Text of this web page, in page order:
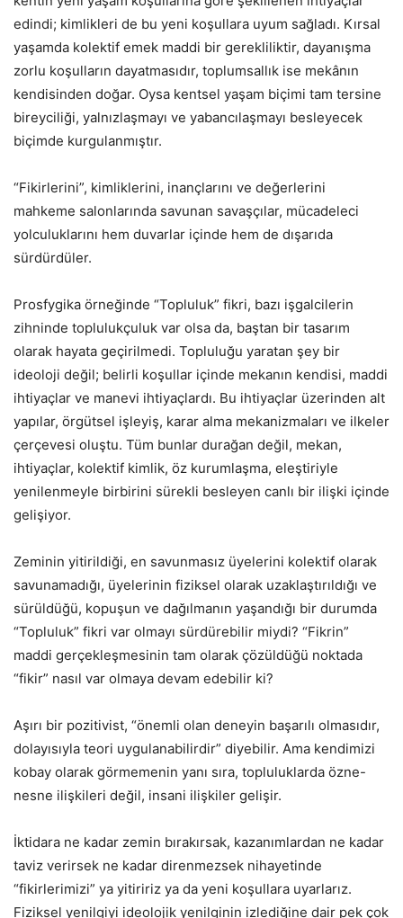
edindi; kimlikleri de bu yeni koşullara uyum sağladı. Kırsal
yaşamda kolektif emek maddi bir gerekliliktir, dayanışma
zorlu koşulların dayatmasıdır, toplumsallık ise mekânın
kendisinden doğar. Oysa kentsel yaşam biçimi tam tersine
bireyciliği, yalnızlaşmayı ve yabancılaşmayı besleyecek
biçimde kurgulanmıştır.
“Fikirlerini”, kimliklerini, inançlarını ve değerlerini
mahkeme salonlarında savunan savaşçılar, mücadeleci
yolculuklarını hem duvarlar içinde hem de dışarıda
sürdürdüler.
Prosfygika örneğinde “Topluluk” fikri, bazı işgalcilerin
zihninde toplulukçuluk var olsa da, baştan bir tasarım
olarak hayata geçirilmedi. Topluluğu yaratan şey bir
ideoloji değil; belirli koşullar içinde mekanın kendisi, maddi
ihtiyaçlar ve manevi ihtiyaçlardı. Bu ihtiyaçlar üzerinden alt
yapılar, örgütsel işleyiş, karar alma mekanizmaları ve ilkeler
çerçevesi oluştu. Tüm bunlar durağan değil, mekan,
ihtiyaçlar, kolektif kimlik, öz kurumlaşma, eleştiriyle
yenilenmeyle birbirini sürekli besleyen canlı bir ilişki içinde
gelişiyor.
Zeminin yitirildiği, en savunmasız üyelerini kolektif olarak
savunamadığı, üyelerinin fiziksel olarak uzaklaştırıldığı ve
sürüldüğü, kopuşun ve dağılmanın yaşandığı bir durumda
“Topluluk” fikri var olmayı sürdürebilir miydi? “Fikrin”
maddi gerçekleşmesinin tam olarak çözüldüğü noktada
“fikir” nasıl var olmaya devam edebilir ki?
Aşırı bir pozitivist, “önemli olan deneyin başarılı olmasıdır,
dolayısıyla teori uygulanabilirdir” diyebilir. Ama kendimizi
kobay olarak görmemenin yanı sıra, topluluklarda özne-
nesne ilişkileri değil, insani ilişkiler gelişir.
İktidara ne kadar zemin bırakırsak, kazanımlardan ne kadar
taviz verirsek ne kadar direnmezsek nihayetinde
“fikirlerimizi” ya yitiririz ya da yeni koşullara uyarlarız.
Fiziksel yenilgiyi ideolojik yenilginin izlediğine dair pek çok